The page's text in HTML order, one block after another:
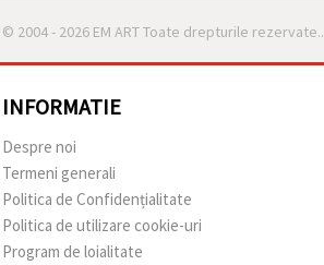
© 2004 - 2026 EM ART Toate drepturile rezervate..
INFORMATIE
Despre noi
Termeni generali
Politica de Confidențialitate
Politica de utilizare cookie-uri
Program de loialitate